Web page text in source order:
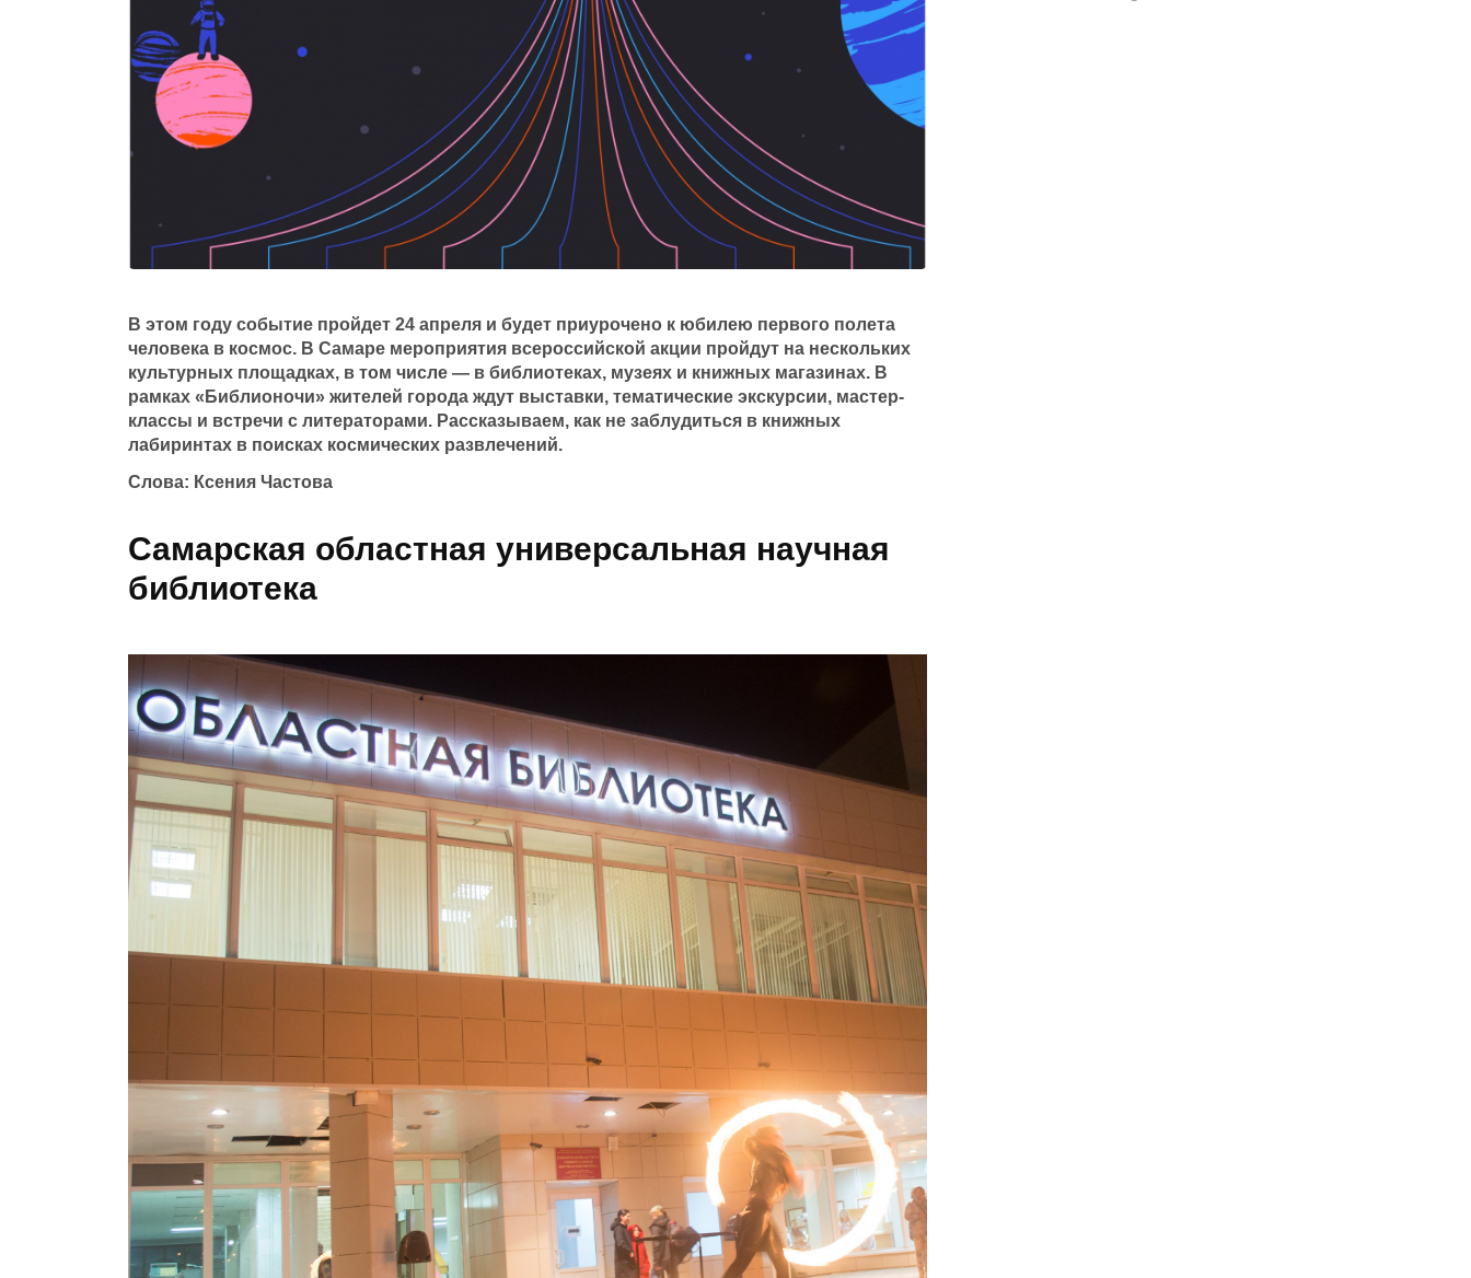
В этом году событие пройдет 24 апреля и будет приурочено к юбилею первого полета
человека в космос. В Самаре мероприятия всероссийской акции пройдут на нескольких
культурных площадках, в том числе — в библиотеках, музеях и книжных магазинах. В
рамках «Библионочи» жителей города ждут выставки, тематические экскурсии, мастер-
классы и встречи с литераторами. Рассказываем, как не заблудиться в книжных
лабиринтах в поисках космических развлечений.
Слова: Ксения Частова
Самарская областная универсальная научная
библиотека